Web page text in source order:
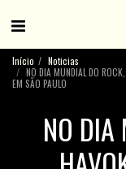
Início
Noticias
NO DIA MUNDIAL DO
EM SÃO PAULO
NO DIA